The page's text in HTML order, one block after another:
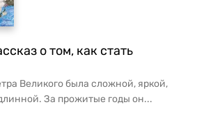
о том, как стать
Великого была сложной, яркой,
За прожитые годы он...